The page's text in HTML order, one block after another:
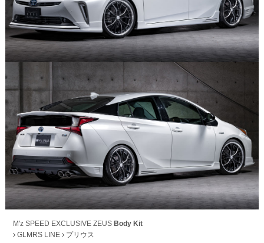
M'z SPEED EXCLUSIVE ZEUS Body Kit
GLMRS LINE プリウス